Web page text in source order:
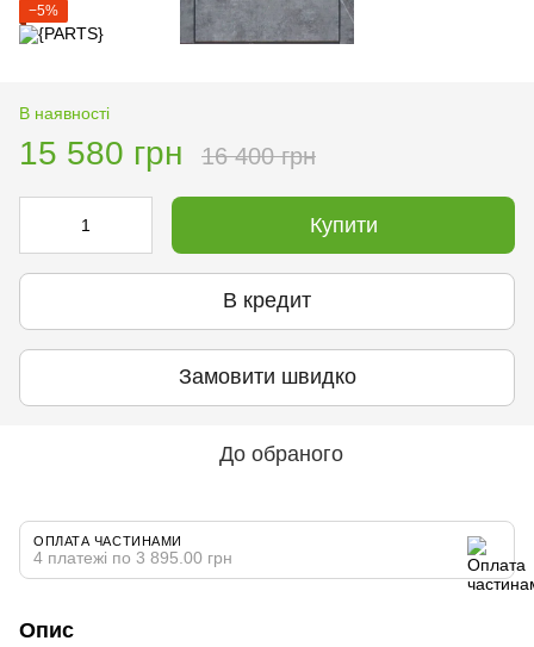
−5%
В наявності
15 580 грн 16 400 грн
Купити
В кредит
Замовити швидко
До обраного
ОПЛАТА ЧАСТИНАМИ
4 платежі по 3 895.00 грн
Опис